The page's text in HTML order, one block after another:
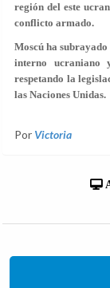
región del este
conflicto armado.
Moscú ha
interno ucraniano
respetando la
las Naciones Unidas.
Por Victoria